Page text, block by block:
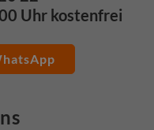
Uhr kostenfrei